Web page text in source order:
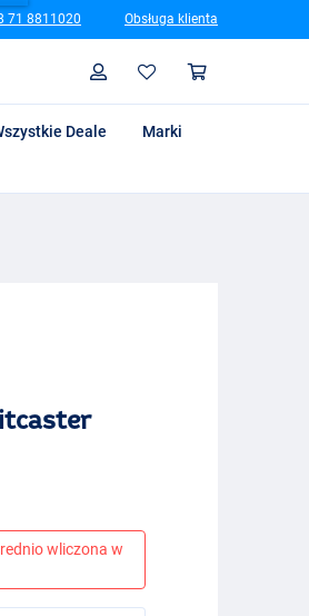
71 8811020 Obsługa klienta
Profil
Deale
Marki
wliczona w